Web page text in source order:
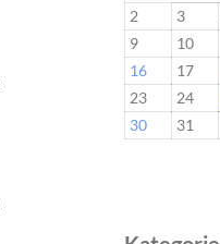
2
3
9
10
16
17
23
24
30
31